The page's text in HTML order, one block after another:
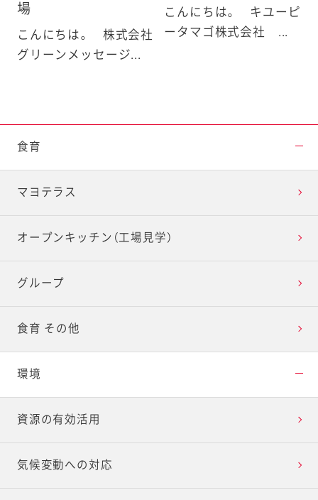
場
こんにちは。 株式会社
グリーンメッセージ...
こんにちは。 キユーピ
ータマゴ株式会社 ...
食育
マヨテラス
オープンキッチン（工場見学）
グループ
食育 その他
環境
資源の有効活用
気候変動への対応